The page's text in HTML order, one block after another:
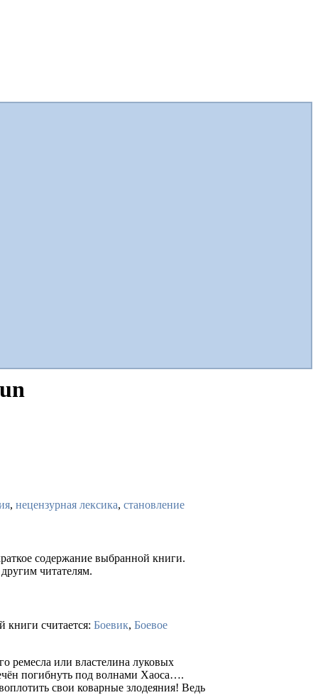
, нецензурная лексика, становление
содержание выбранной книги.
читателям.
книги считается: Боевик, Боевое
ремесла или властелина луковых
погибнуть под волнами Хаоса….
свои коварные злодеяния! Ведь